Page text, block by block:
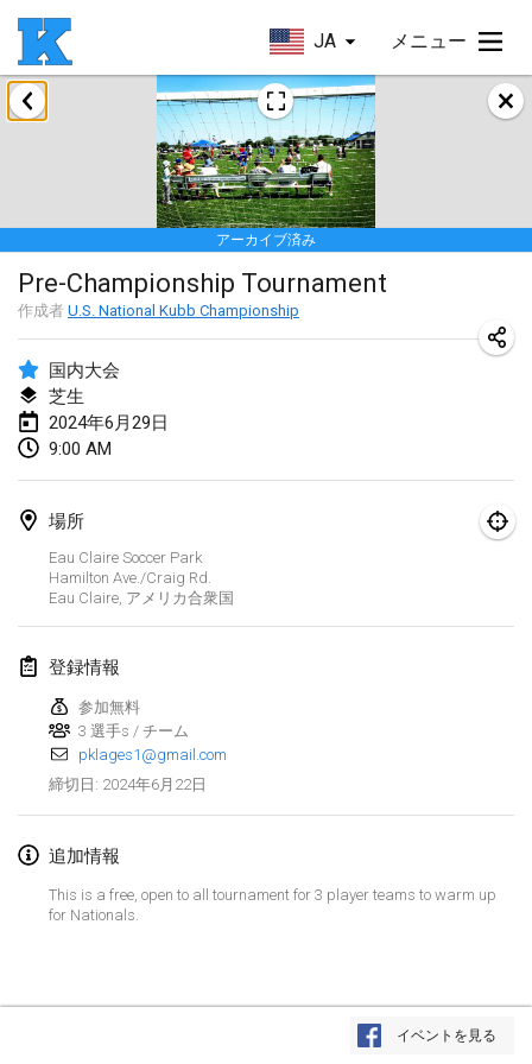
JA メニュー
リスト表示
アーカイブ済み
Pre-Championship Tournament
作成者 U.S. National Kubb Championship
国内大会
芝生
2024年6月29日
9:00 AM
場所
Eau Claire Soccer Park
Hamilton Ave./Craig Rd.
Eau Claire, アメリカ合衆国
登録情報
参加無料
3 選手s / チーム
pklages1@gmail.com
締切日 : 2024年6月22日
追加情報
This is a free, open to all tournament for 3 player teams to warm up
for Nationals.
イベントを見る
2024年1月
Kubbezen Indoor Kubb Tornooi
2024年1月20日|ベルギー
Lake Superior Ice Festival Kubb Tournament
2024年1月27日|アメリカ合衆国
Winterkubb
2024年1月28日
2024年3月
KUBB-o-LOCO tornooi
2024年3月23日
Kubbtornooi De Rode Lantaarn
2024年3月30日|ベルギー
Kubbtornooi 24 Uren Chiro Hallaar
2024年3月30日
2024年4月
Café Den Hoek Kubb Tornooi
Battle of the Blocks
2024年4月20日